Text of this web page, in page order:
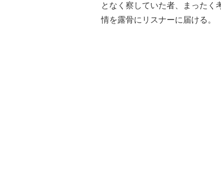
となく察していた者、まったく
情を露骨にリスナーに届ける。